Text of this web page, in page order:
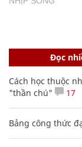
Đọc
Cách học thuộc
"thần chú"
17
Bảng công thức